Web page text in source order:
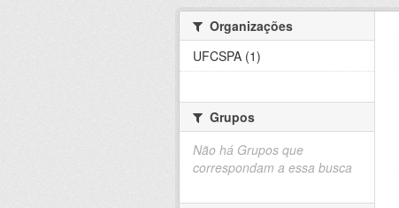
Organizações
UFCSPA (1)
Grupos
Não há Grupos que
correspondam a essa busca